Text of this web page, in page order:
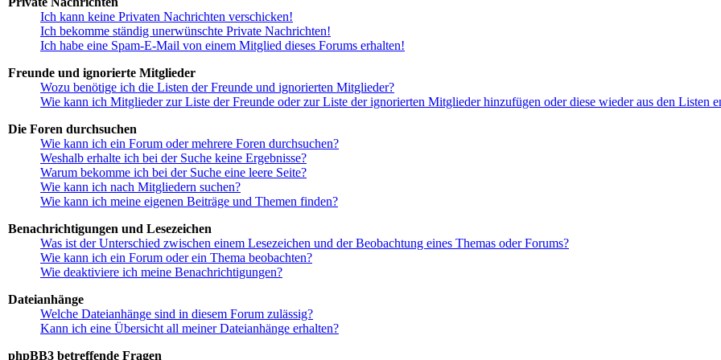
Ich kann keine Privaten Nachrichten verschicken!
Ich bekomme ständig unerwünschte Private Nachrichten!
Ich habe eine Spam-E-Mail von einem Mitglied dieses Forums erhalten!
Freunde und ignorierte Mitglieder
Wozu benötige ich die Listen der Freunde und ignorierten Mitglieder?
Wie kann ich Mitglieder zur Liste der Freunde oder zur Liste der ignorierten Mitglieder hinzufügen oder diese wieder aus den Listen
Die Foren durchsuchen
Wie kann ich ein Forum oder mehrere Foren durchsuchen?
Weshalb erhalte ich bei der Suche keine Ergebnisse?
Warum bekomme ich bei der Suche eine leere Seite?
Wie kann ich nach Mitgliedern suchen?
Wie kann ich meine eigenen Beiträge und Themen finden?
Benachrichtigungen und Lesezeichen
Was ist der Unterschied zwischen einem Lesezeichen und der Beobachtung eines Themas oder Forums?
Wie kann ich ein Forum oder ein Thema beobachten?
Wie deaktiviere ich meine Benachrichtigungen?
Dateianhänge
Welche Dateianhänge sind in diesem Forum zulässig?
Kann ich eine Übersicht all meiner Dateianhänge erhalten?
phpBB3 betreffende Fragen